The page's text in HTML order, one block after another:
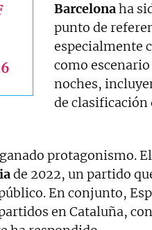
Barcelonaha
punto de
especialmente
como
noches,
de
protagonismo.
de 2022, un partido
En conjunto,
en Cataluña,